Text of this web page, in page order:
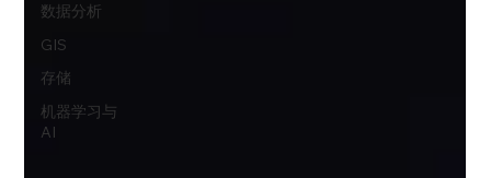
数据分析
GIS
存储
机器学习与
AI